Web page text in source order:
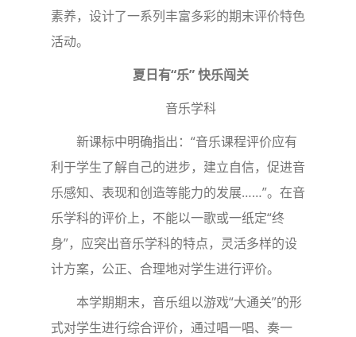
素养，设计了一系列丰富多彩的期末评价特色
活动。
夏日有“乐” 快乐闯关
音乐学科
新课标中明确指出：“音乐课程评价应有
利于学生了解自己的进步，建立自信，促进音
乐感知、表现和创造等能力的发展……”。在音
乐学科的评价上，不能以一歌或一纸定“终
身”，应突出音乐学科的特点，灵活多样的设
计方案，公正、合理地对学生进行评价。
本学期期末，音乐组以游戏“大通关”的形
式对学生进行综合评价，通过唱一唱、奏一